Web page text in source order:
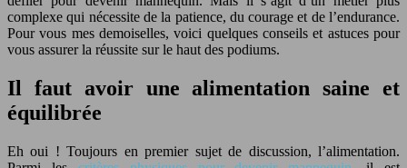
complexe qui nécessite de la patience, du courage et de l’endurance.
Pour vous mes demoiselles, voici quelques conseils et astuces pour
vous assurer la réussite sur le haut des podiums.
Il faut avoir une alimentation saine et
équilibrée
Eh oui ! Toujours en premier sujet de discussion, l’alimentation.